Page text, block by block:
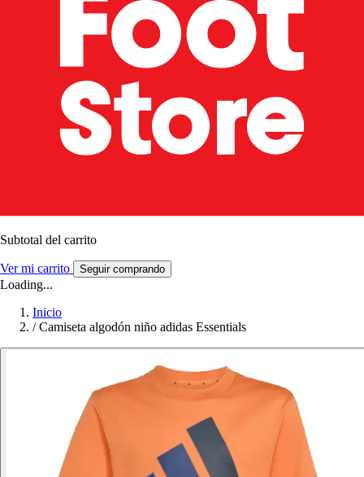
Subtotal del carrito
Ver mi carrito Seguir comprando
Loading...
Inicio
/ Camiseta algodón niño adidas Essentials